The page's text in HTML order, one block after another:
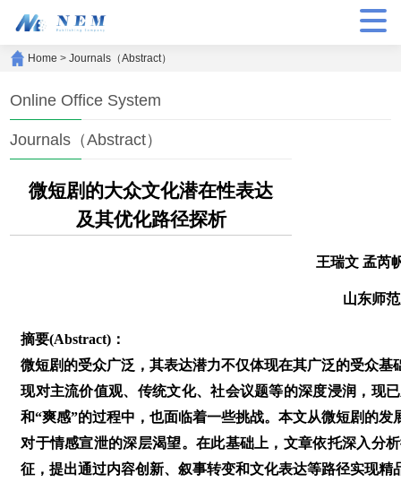
Home >Journals（Abstract）
Online Office System
Journals（Abstract）
微短剧的大众文化潜在性表达
及其优化路径探析
王瑞文 孟芮
山东师
摘要(Abstract)：
微短剧的受众广泛，其表达潜力不仅体现在其广泛的受众
现对主流价值观、传统文化、社会议题等的深度浸润，现
和“爽感”的过程中，也面临着一些挑战。本文从微短剧的
对于情感宣泄的深层渴望。在此基础上，文章依托深入分
征，提出通过内容创新、叙事转变和文化表达等路径实现精